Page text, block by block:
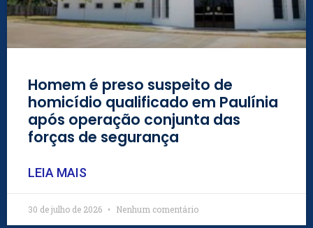
Homem é preso suspeito de
homicídio qualificado em Paulínia
após operação conjunta das
forças de segurança
LEIA MAIS
30 de julho de 2026 Nenhum comentário